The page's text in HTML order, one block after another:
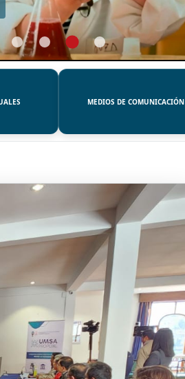
MEDIOS DE COMUNICACIÓN